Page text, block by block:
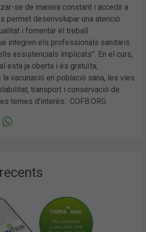
se de manera constant i accedir a
permet desenvolupar una atenció
i fomentar el treball
integren els professionals sanitaris
assistencials implicats”. En el curs,
està ja oberta i és gratuïta,
la vacunació en població sana, les vies
transport i conservació de
temes d’interès. COFB.ORG